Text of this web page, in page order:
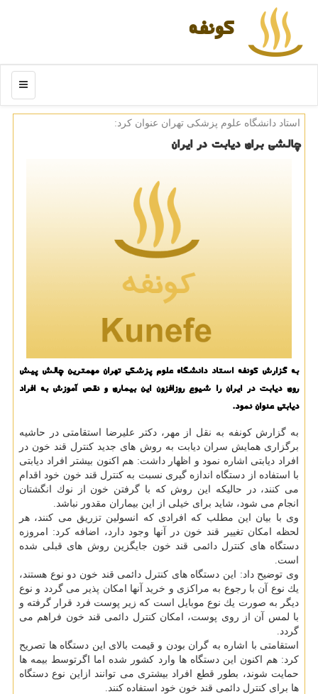
كونفه
منو
استاد دانشگاه علوم پزشكی تهران عنوان كرد:
چالشی برای دیابت در ایران
به گزارش كونفه استاد دانشگاه علوم پزشكی تهران مهمترین چالش پیش
روی دیابت در ایران را شیوع روزافزون این بیماری و نقص آموزش به افراد
دیابتی عنوان نمود.
به گزارش كونفه به نقل از مهر، دكتر علیرضا استقامتی در حاشیه
برگزاری همایش سران دیابت به روش های جدید كنترل قند خون در
افراد دیابتی اشاره نمود و اظهار داشت: هم اكنون بیشتر افراد دیابتی
با استفاده از دستگاه اندازه گیری نسبت به كنترل قند خون خود اقدام
می كنند، در حالیكه این روش كه با گرفتن خون از نوك انگشتان
انجام می شود، شاید برای خیلی از این بیماران مقدور نباشد.
وی با بیان این مطلب كه افرادی كه انسولین تزریق می كنند، هر
لحظه امكان تغییر قند خون در آنها وجود دارد، اضافه كرد: امروزه
دستگاه های كنترل دائمی قند خون جایگزین روش های قبلی شده
است.
وی توضیح داد: این دستگاه های كنترل دائمی قند خون دو نوع هستند،
یك نوع آن با رجوع به مراكزی و خرید آنها امكان پذیر می گردد و نوع
دیگر به صورت یك نوع موبایل است كه زیر پوست فرد قرار گرفته و
با لمس آن از روی پوست، امكان كنترل دائمی قند خون فراهم می
گردد.
استقامتی با اشاره به گران بودن و قیمت بالای این دستگاه ها تصریح
كرد: هم اكنون این دستگاه ها وارد كشور شده اما اگرتوسط بیمه ها
حمایت شوند، بطور قطع افراد بیشتری می توانند ازاین نوع دستگاه
ها برای كنترل دائمی قند خون خود استفاده كنند.